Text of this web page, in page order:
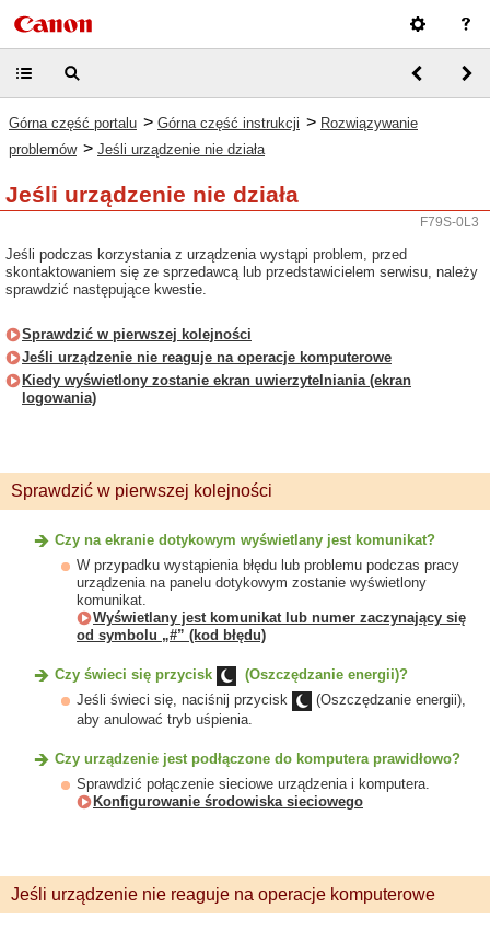
Górna część portalu > Górna część instrukcji > Rozwiązywanie
problemów > Jeśli urządzenie nie działa
Jeśli urządzenie nie działa
F79S-0L3
Jeśli podczas korzystania z urządzenia wystąpi problem, przed
skontaktowaniem się ze sprzedawcą lub przedstawicielem serwisu, należy
sprawdzić następujące kwestie.
Sprawdzić w pierwszej kolejności
Jeśli urządzenie nie reaguje na operacje komputerowe
Kiedy wyświetlony zostanie ekran uwierzytelniania (ekran
logowania)
Sprawdzić w pierwszej kolejności
Czy na ekranie dotykowym wyświetlany jest komunikat?
W przypadku wystąpienia błędu lub problemu podczas pracy
urządzenia na panelu dotykowym zostanie wyświetlony
komunikat.
Wyświetlany jest komunikat lub numer zaczynający się
od symbolu „#” (kod błędu)
Czy świeci się przycisk
(Oszczędzanie energii)?
Jeśli świeci się, naciśnij przycisk
(Oszczędzanie energii),
aby anulować tryb uśpienia.
Czy urządzenie jest podłączone do komputera prawidłowo?
Sprawdzić połączenie sieciowe urządzenia i komputera.
Konfigurowanie środowiska sieciowego
Jeśli urządzenie nie reaguje na operacje komputerowe